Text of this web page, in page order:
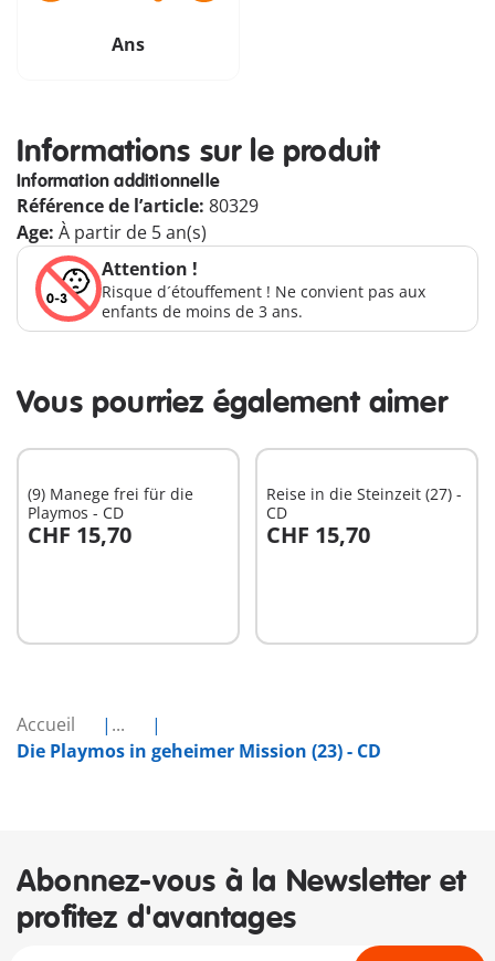
Accueil
...
Die Playmos in geheimer Mission (23) - CD
Ans
Informations sur le produit
Information additionnelle
Référence de l’article: 80329
Age: À partir de 5 an(s)
Attention !
Risque d´étouffement ! Ne convient pas aux
enfants de moins de 3 ans.
Vous pourriez également aimer
(9) Manege frei für die
Playmos - CD
CHF 15,70
Au panier
Reise in die Steinzeit (27) -
CD
CHF 15,70
Au panier
Abonnez-vous à la Newsletter et
profitez d'avantages